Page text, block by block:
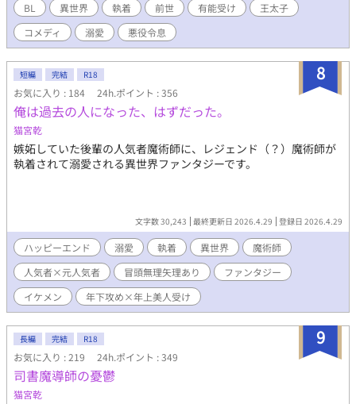
BL 異世界 執着 前世 有能受け
王太子
コメディ
溺愛 悪役令息
8
短編 完結 R18
お気に入り : 184 24h.ポイント : 356
俺は過去の人になった、はずだった。
猫宮乾
嫉妬していた後輩の人気者魔術師に、レジェンド（？）魔術師が
執着されて溺愛される異世界ファンタジーです。
文字数 30,243 最終更新日 2026.4.29 登録日 2026.4.29
ハッピーエンド 溺愛 執着 異世界
魔術師
人気者×元人気者
冒頭無理矢理あり
ファンタジー
イケメン
年下攻め×年上美人受け
9
長編 完結 R18
お気に入り : 219 24h.ポイント : 349
司書魔導師の憂鬱
猫宮乾